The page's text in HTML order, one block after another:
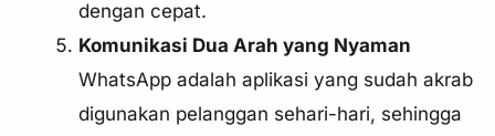
dengan cepat.
Komunikasi Dua Arah yang Nyaman
WhatsApp adalah aplikasi yang sudah akrab
digunakan pelanggan sehari-hari, sehingga